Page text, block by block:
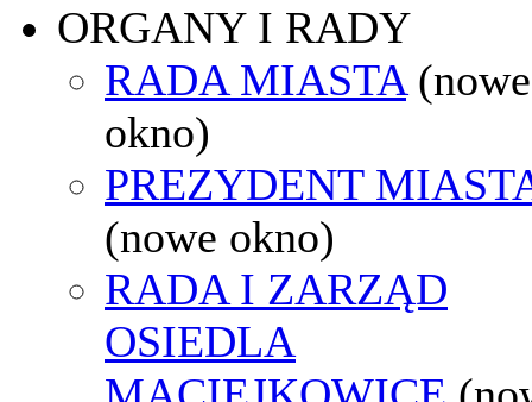
ORGANY I RADY
RADA MIASTA (nowe
okno)
PREZYDENT
(nowe okno)
RADA I ZARZĄD
OSIEDLA